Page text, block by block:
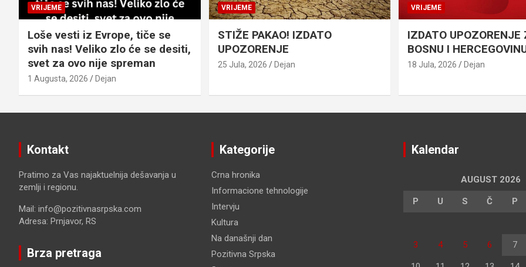
VRIJEME
Loše vesti iz Evrope, tiče se
svih nas! Veliko zlo će se desiti,
svet za ovo nije spreman
1 Augusta, 2026 Dejan
VRIJEME
STIŽE PAKAO! IZDATO
UPOZORENJE
25 Jula, 2026 Dejan
VRIJEME
IZDATO UPOZORENJE
BOSNU I
18 Jula, 2026 Dejan
Kontakt
Pratimo za Vas najaktuelnija dešavanja u
zemlji i regionu.
Mail: info@pozitivnasrpska.com
Adresa: Prnjavor, RS
Brza pretraga
Kategorije
Crna hronika
Informacione tehnologije
Intervju
Kultura
Na današnji dan
Pozitivna Srpska
Kalendar
AUGUST 2026
P U S Č P
3 4 5 6 7